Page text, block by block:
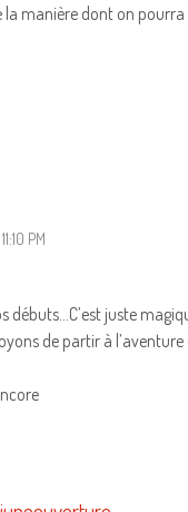
la manière dont on
PM
débuts…C’est juste
de partir à